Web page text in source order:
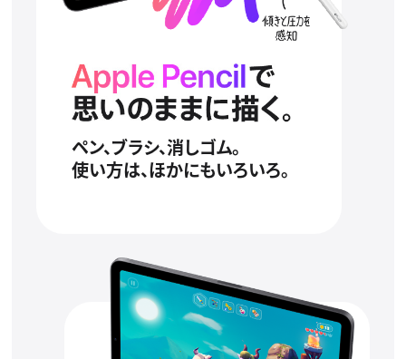
ペン、ブラシ、消しゴム。
使い方は、ほかにもいろいろ。